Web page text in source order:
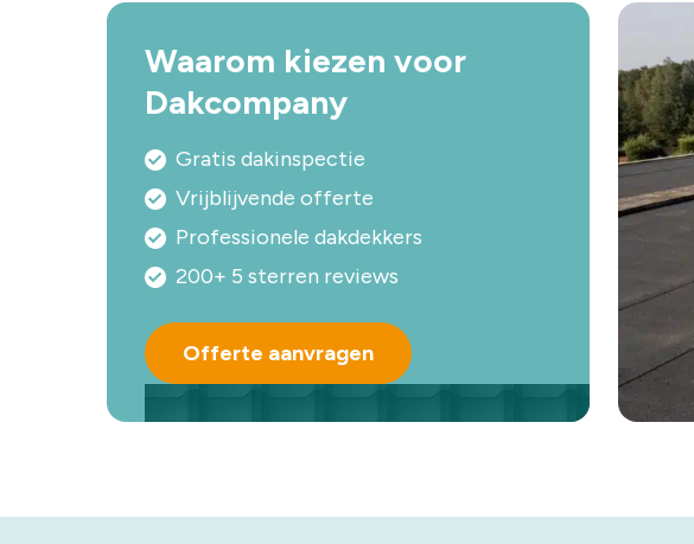
Waarom kiezen voor
Dakcompany
Gratis dakinspectie
Vrijblijvende offerte
Professionele dakdekkers
200+ 5 sterren reviews
Offerte aanvragen